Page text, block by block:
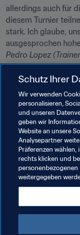
allerdings auch für
diesem Turnier
stark. Ich glaube,
Pedro Lopez
"Wir werden auf
Sie können in den
Futoshi Ikeda
Verwandte
Turniere
FIFA U-20-
2018
Schutz Ihrer
Wir verwenden
personalisieren,
und unseren
geben wir
Website an unsere
Analysepartner
Präferenzen wählen,
rechts klicken und
weitergegeben